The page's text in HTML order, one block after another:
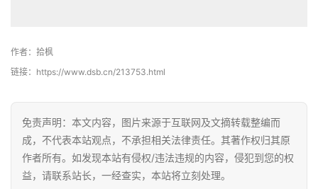
作者：拾枫
链接：https://www.dsb.cn/213753.html
免责声明：本文内容，图片来源于互联网及文摘转载整编而
成，不代表本站观点，不承担相关法律责任。其著作权归其原
作者所有。如发现本站有侵权/违法违规的内容，侵犯到您的权
益，请联系站长，一经查实，本站将立刻处理。